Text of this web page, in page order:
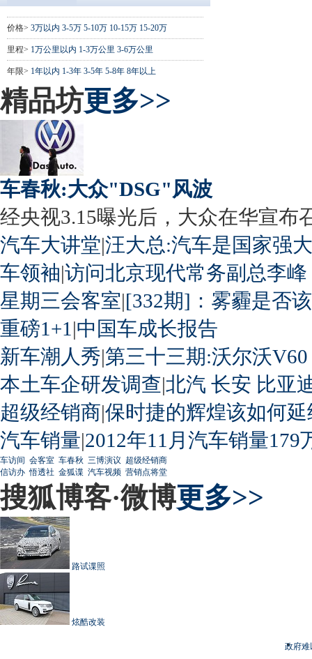
价格> 3万以内 3-5万 5-10万 10-15万 15-20万
里程> 1万公里以内 1-3万公里 3-6万公里
年限> 1年以内 1-3年 3-5年 5-8年 8年以上
精品坊更多>>
车春秋:大众"DSG"风波
经央视3.15曝光后，大众在华宣布
汽车大讲堂|汪大总:汽车是国家强
车领袖|访问北京现代常务副总李峰
星期三会客室|[332期]：雾霾是否
重磅1+1 |中国车成长报告
新车潮人秀|第三十三期:沃尔沃
本土车企研发调查|北汽 长安 比亚
超级经销商|保时捷的辉煌该如何延
汽车销量|2012年11月汽车销量179
车访间 会客室 车春秋 三博演议 超级经销商
信访办 悟透社 金狐谍 汽车视频 营销点将堂
搜狐博客·微博更多>>
路试谍照
炫酷改装
政府难